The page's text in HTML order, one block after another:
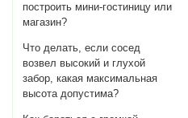
построить мини-гостиницу или
магазин?
Что делать, если сосед
возвел высокий и глухой
забор, какая максимальная
высота допустима?